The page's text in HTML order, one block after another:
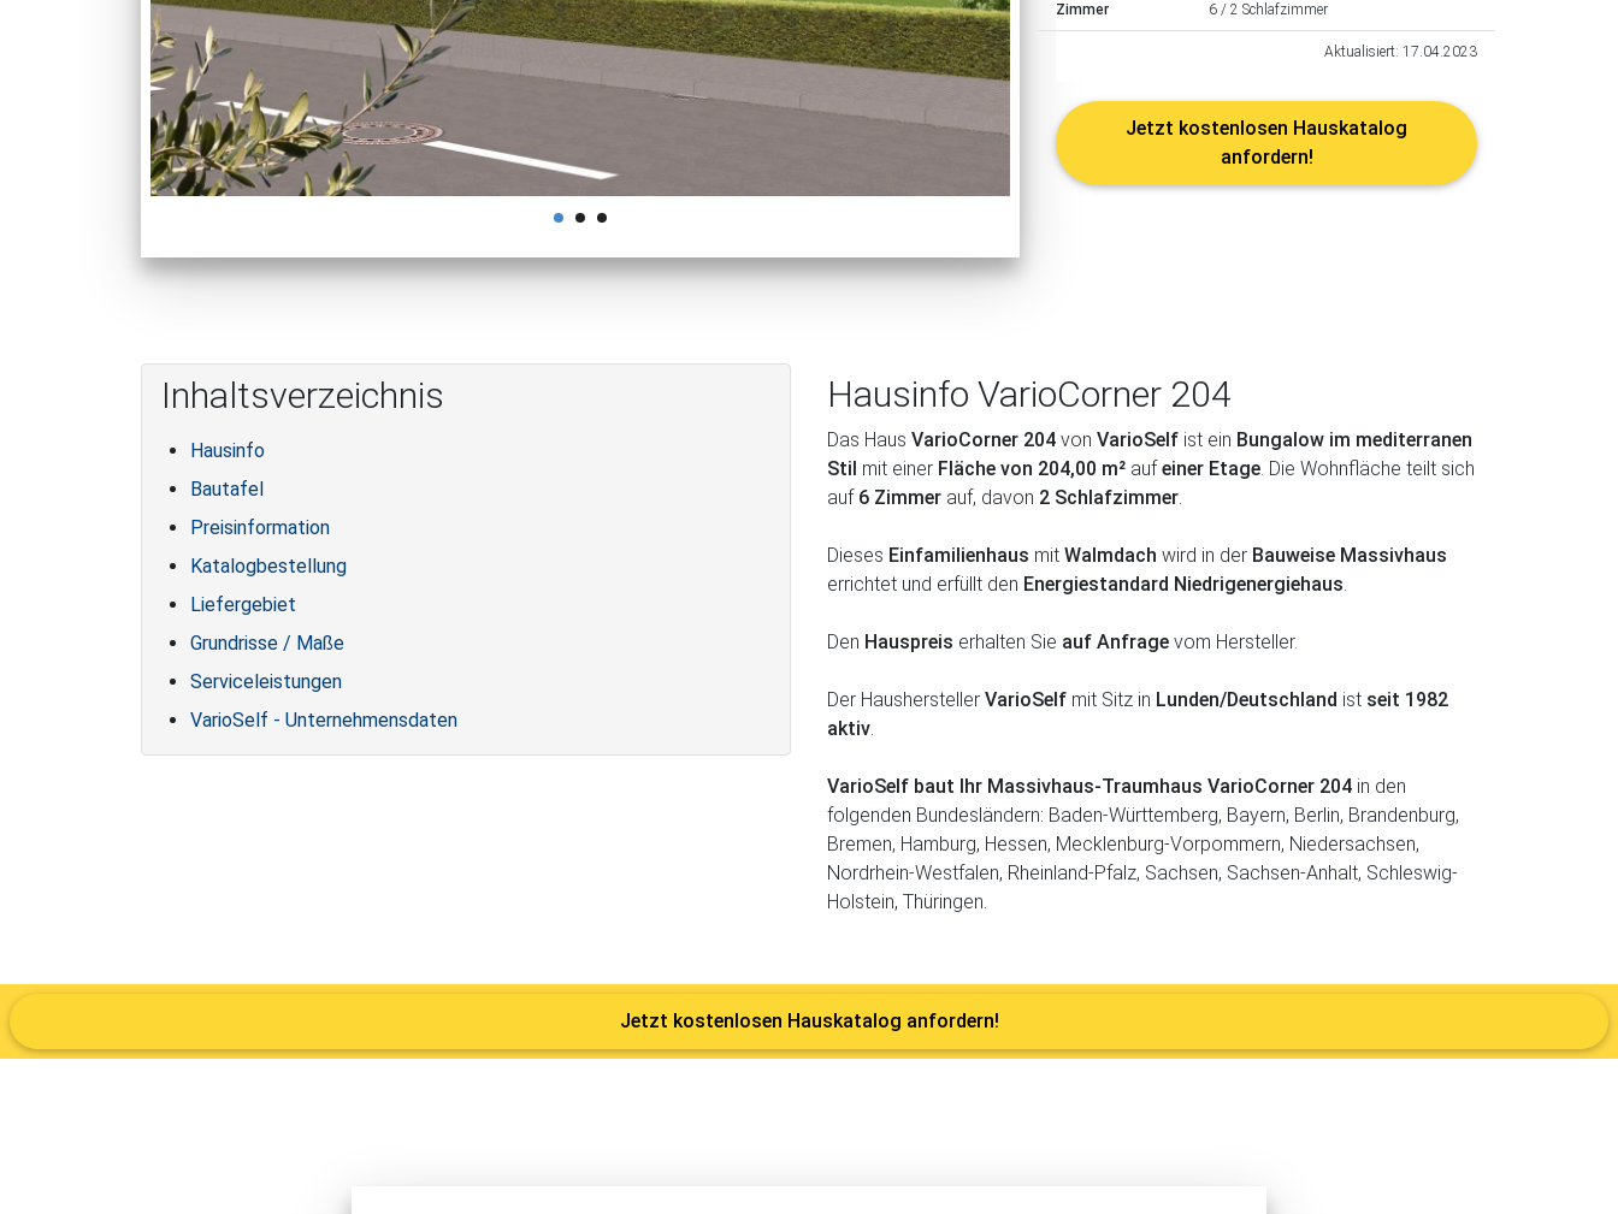
schließen Zimmer 6 / 2 Schlafzimmer
Aktualisiert: 17.04.2023
Jetzt kostenlosen Hauskatalog
anfordern!
Inhaltsverzeichnis
Hausinfo
Bautafel
Preisinformation
Katalogbestellung
Liefergebiet
Grundrisse / Maße
Serviceleistungen
VarioSelf - Unternehmensdaten
Hausinfo VarioCorner 204
Das Haus VarioCorner 204 von VarioSelf ist ein Bungalow im mediterranen
Stil mit einer Fläche von 204,00 m² aufeiner Etage . Die Wohnfläche teilt sich
auf 6 Zimmer auf, davon 2 Schlafzimmer
Dieses Einfamilienhaus mit Walmdach wird in der Bauweise Massivhaus
errichtet und erfüllt den Energiestandard Niedrigenergiehaus
Den Hauspreis erhalten Sie auf Anfrage vom Hersteller.
Der Haushersteller VarioSelf mit Sitz in Lunden/Deutschland ist seit 1982
aktiv
VarioSelf baut Ihr Massivhaus-Traumhaus VarioCorner 204 in den
folgenden Bundesländern: Baden-Württemberg, Bayern, Berlin, Brandenburg,
Bremen, Hamburg, Hessen, Mecklenburg-Vorpommern, Niedersachsen,
Nordrhein-Westfalen, Rheinland-Pfalz, Sachsen, Sachsen-Anhalt, Schleswig-
Holstein, Thüringen.
Jetzt kostenlosen Hauskatalog anfordern!